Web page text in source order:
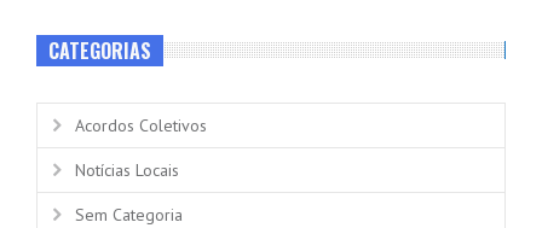
CATEGORIAS
Acordos Coletivos
Notícias Locais
Sem Categoria